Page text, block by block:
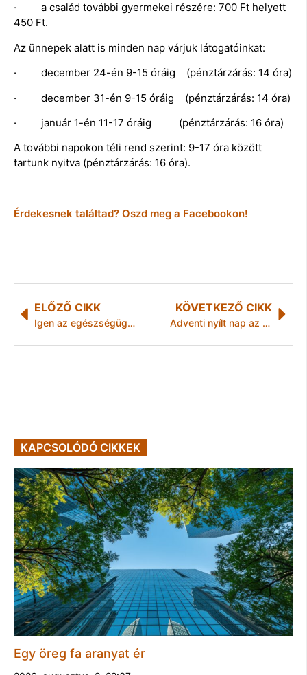
· a család további gyermekei részére: 700 Ft helyett
450 Ft.
Az ünnepek alatt is minden nap várjuk látogatóinkat:
· december 24-én 9-15 óráig (pénztárzárás: 14 óra)
· december 31-én 9-15 óráig (pénztárzárás: 14 óra)
· január 1-én 11-17 óráig (pénztárzárás: 16 óra)
A további napokon téli rend szerint: 9-17 óra között
tartunk nyitva (pénztárzárás: 16 óra).
Érdekesnek találtad? Oszd meg a Facebookon!
ELŐZŐ CIKK
Igen az egészségügyi béremelésre, nem az e-cigaretta korlátozására!
KÖVETKEZŐ CIKK
Adventi nyílt nap az Állategészségügyi Telepen
KAPCSOLÓDÓ CIKKEK
Egy öreg fa aranyat ér